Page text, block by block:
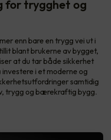
for trygghet og
enn bare en trygg vei ut i
blant brukerne av bygget,
at du tar både sikkerhet
i et moderne og
samtidig
trygg og bærekraftig bygg.